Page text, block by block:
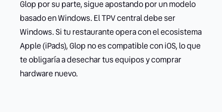
Glop por su parte, sigue apostando por un modelo
basado en Windows. El TPV central debe ser
Windows. Si tu restaurante opera con el ecosistema
Apple (iPads), Glop no es compatible con iOS, lo que
te obligaría a desechar tus equipos y comprar
hardware nuevo.